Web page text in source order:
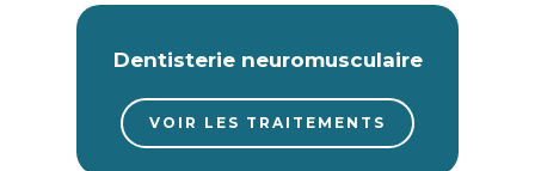
Dentisterie neuromusculaire
VOIR LES TRAITEMENTS